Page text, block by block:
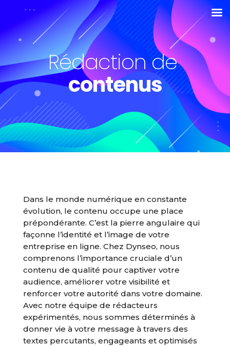
Rédaction de
contenus
Dans le monde numérique en constante
évolution, le contenu occupe une place
prépondérante. C’est la pierre angulaire qui
façonne l’identité et l’image de votre
entreprise en ligne. Chez Dynseo, nous
comprenons l’importance cruciale d’un
contenu de qualité pour captiver votre
audience, améliorer votre visibilité et
renforcer votre autorité dans votre domaine.
Avec notre équipe de rédacteurs
expérimentés, nous sommes déterminés à
donner vie à votre message à travers des
textes percutants, engageants et optimisés